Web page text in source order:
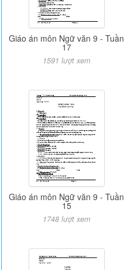
Giáo án môn Ngữ văn 9 - Tuần
17
1591 lượt xem
Giáo án môn Ngữ văn 9 - Tuần
15
1748 lượt xem